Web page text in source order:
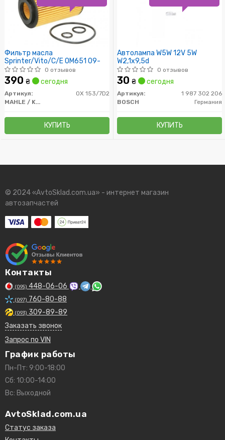
Фильтр масла
Sprinter/Vito/C/E ОМ651 09-
0 отзывов
390 ₴ сегодня
Артикул:
OX 153/7D2
MAHLE / KNECHT
КУПИТЬ
Автолампа W5W 12V 5W
W2,1x9,5d
0 отзывов
30 ₴ сегодня
Артикул:
1 987 302 206
BOSCH
Германия
КУПИТЬ
© 2024 «AvtoSklad.com.ua» - интернет магазин
автозапчастей
Контакты
(095) 448-06-06
(097) 760-80-88
(093) 309-89-89
Заказать звонок
Запрос по VIN
График работы
Пн-Пт: 9:00-18:00
Сб: 10:00-14:00
Вс: Выходной
AvtoSklad.com.ua
Статус заказа